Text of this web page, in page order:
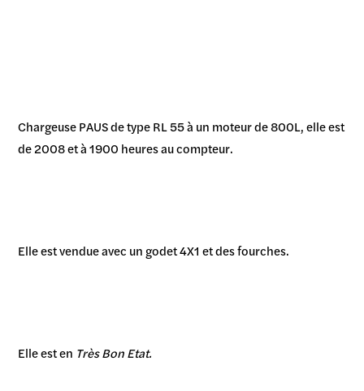
Chargeuse PAUS de type RL 55 à un moteur de 800L, elle est
de 2008 et à 1900 heures au compteur.
Elle est vendue avec un godet 4X1 et des fourches.
Elle est en Très Bon Etat.